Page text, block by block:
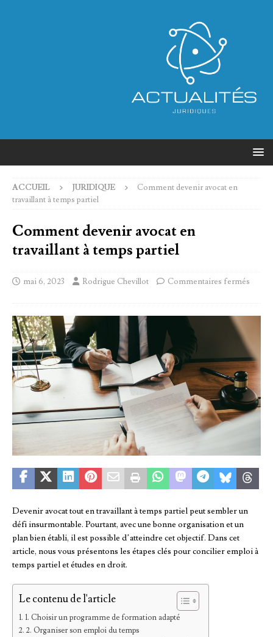
ACCUEIL JURIDIQUE
Comment devenir avocat en
travaillant à temps partiel
Comment devenir avocat en
travaillant à temps partiel
mai 6, 2023 Rodrigue Chevillot Commentaires fermés
Devenir avocat tout en travaillant à temps partiel peut sembler un
défi insurmontable. Pourtant, avec une bonne organisation et un
plan bien établi, il est possible d’atteindre cet objectif. Dans cet
article, nous vous présentons les étapes clés pour concilier emploi à
temps partiel et études en droit.
Le contenu de l'article
1. Choisir un programme de formation adapté
2. Organiser son emploi du temps